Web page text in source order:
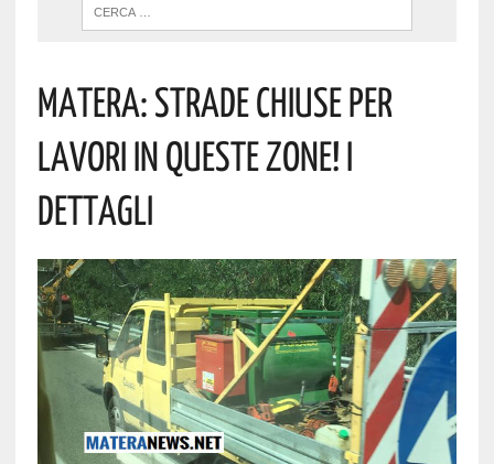
Matera: Strade Chiuse Per
Lavori In Queste Zone! I
Dettagli